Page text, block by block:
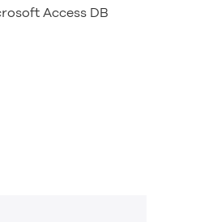
Access DB